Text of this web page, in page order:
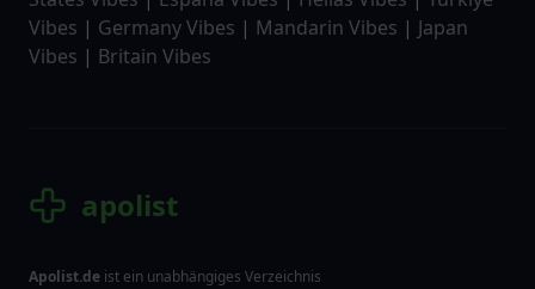
Vibes | Germany Vibes | Mandarin Vibes | Japan
Vibes | Britain Vibes
apolist
Apolist.de ist ein unabhängiges Verzeichnis